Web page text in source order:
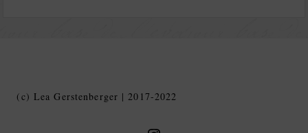
(c) Lea Gerstenberger | 2017-2022